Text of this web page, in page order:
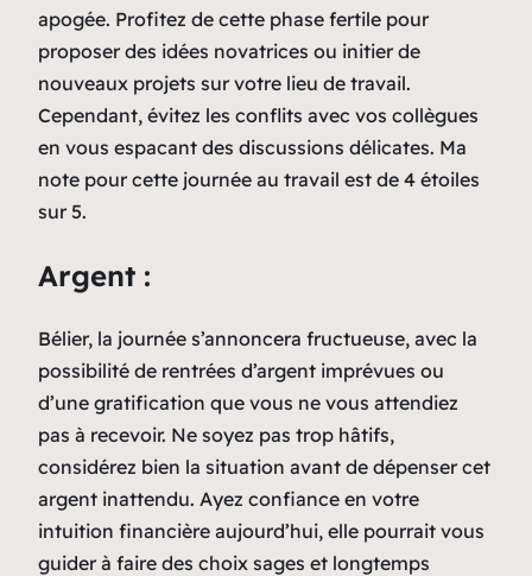
apogée. Profitez de cette phase fertile pour
proposer des idées novatrices ou initier de
nouveaux projets sur votre lieu de travail.
Cependant, évitez les conflits avec vos collègues
en vous espacant des discussions délicates. Ma
note pour cette journée au travail est de 4 étoiles
sur 5.
Argent :
Bélier, la journée s’annoncera fructueuse, avec la
possibilité de rentrées d’argent imprévues ou
d’une gratification que vous ne vous attendiez
pas à recevoir. Ne soyez pas trop hâtifs,
considérez bien la situation avant de dépenser cet
argent inattendu. Ayez confiance en votre
intuition financière aujourd’hui, elle pourrait vous
guider à faire des choix sages et longtemps